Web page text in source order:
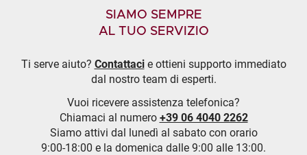
SIAMO SEMPRE
AL TUO SERVIZIO
Ti serve aiuto? Contattacie ottieni supporto immediato
dal nostro team di esperti.
Vuoi ricevere assistenza telefonica?
Chiamaci al numero +39 06 4040 2262
Siamo attivi dal lunedì al sabato con orario
9:00-18:00 e la domenica dalle 9:00 alle 13:00.